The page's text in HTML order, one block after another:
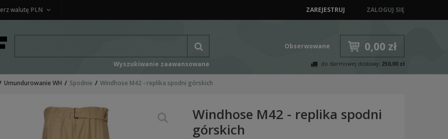
ZAREJESTRUJ ZALOGUJ SIĘ
walutę PLN
Wyszukiwanie zaawansowane
Obserwowane 0,00 zł
do darmowej dostawy: 250,00 zł
Umundurowanie WH Spodnie Windhose M42 - replika spodni górskich
Windhose M42 - replika spodni
górskich